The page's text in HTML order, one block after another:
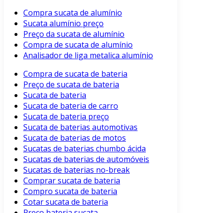
Compra sucata de alumínio
Sucata alumínio preço
Preço da sucata de alumínio
Compra de sucata de alumínio
Analisador de liga metalica alumínio
Compra de sucata de bateria
Preço de sucata de bateria
Sucata de bateria
Sucata de bateria de carro
Sucata de bateria preço
Sucata de baterias automotivas
Sucata de baterias de motos
Sucatas de baterias chumbo ácida
Sucatas de baterias de automóveis
Sucatas de baterias no-break
Comprar sucata de bateria
Compro sucata de bateria
Cotar sucata de bateria